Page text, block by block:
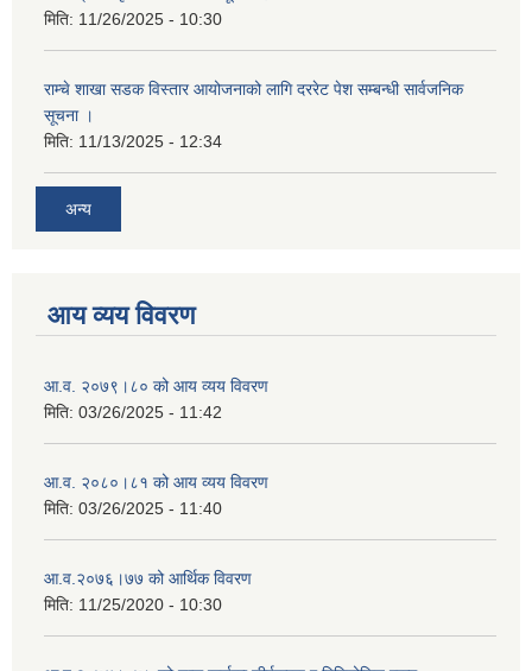
मिति: 11/26/2025 - 10:30
राम्चे शाखा सडक विस्तार आयोजनाको लागि दररेट पेश सम्बन्धी सार्वजनिक
सूचना ।
मिति: 11/13/2025 - 12:34
अन्य
आय व्यय विवरण
आ.व. २०७९।८० को आय व्यय विवरण
मिति: 03/26/2025 - 11:42
आ.व. २०८०।८१ को आय व्यय विवरण
मिति: 03/26/2025 - 11:40
आ.व.२०७६।७७ को आर्थिक विवरण
मिति: 11/25/2020 - 10:30